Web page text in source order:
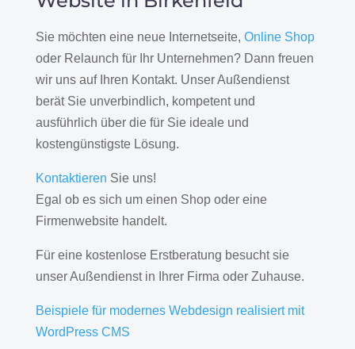
Sie möchten eine neue Internetseite, Online Shop
oder Relaunch für Ihr Unternehmen? Dann freuen
wir uns auf Ihren Kontakt. Unser Außendienst
berät Sie unverbindlich, kompetent und
ausführlich über die für Sie ideale und
kostengünstigste Lösung.
Kontaktieren Sie uns!
Egal ob es sich um einen Shop oder eine
Firmenwebsite handelt.
Für eine kostenlose Erstberatung besucht sie
unser Außendienst in Ihrer Firma oder Zuhause.
Beispiele für modernes Webdesign realisiert mit
WordPress CMS